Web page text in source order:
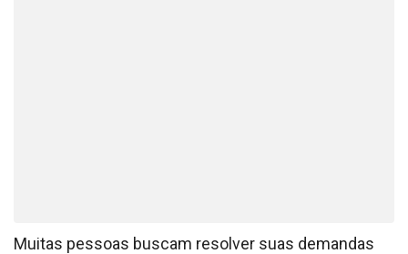
Muitas pessoas buscam resolver suas demandas